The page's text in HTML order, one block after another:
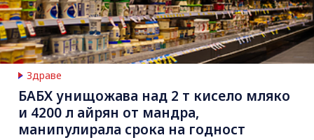
Здраве
БАБХ унищожава над 2 т кисело мляко
и 4200 л айрян от мандра,
манипулирала срока на годност